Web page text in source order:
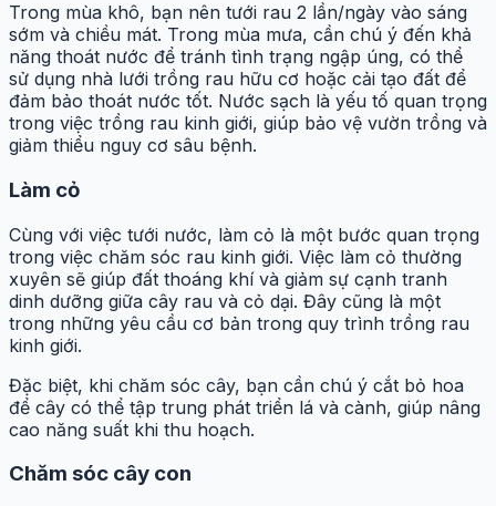
Trong mùa khô, bạn nên tưới rau 2 lần/ngày vào sáng
sớm và chiều mát. Trong mùa mưa, cần chú ý đến khả
năng thoát nước để tránh tình trạng ngập úng, có thể
sử dụng nhà lưới trồng rau hữu cơ hoặc cải tạo đất để
đảm bảo thoát nước tốt. Nước sạch là yếu tố quan trọng
trong việc trồng rau kinh giới, giúp bảo vệ vườn trồng và
giảm thiểu nguy cơ sâu bệnh.
Làm cỏ
Cùng với việc tưới nước, làm cỏ là một bước quan trọng
trong việc chăm sóc rau kinh giới. Việc làm cỏ thường
xuyên sẽ giúp đất thoáng khí và giảm sự cạnh tranh
dinh dưỡng giữa cây rau và cỏ dại. Đây cũng là một
trong những yêu cầu cơ bản trong quy trình trồng rau
kinh giới.
Đặc biệt, khi chăm sóc cây, bạn cần chú ý cắt bỏ hoa
để cây có thể tập trung phát triển lá và cành, giúp nâng
cao năng suất khi thu hoạch.
Chăm sóc cây con